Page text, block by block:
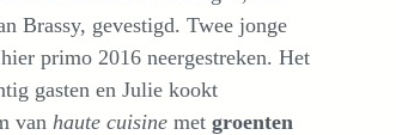
Brassy, gevestigd. Twee jonge
primo 2016 neergestreken. Het
gasten en Julie kookt
van haute cuisine met groenten